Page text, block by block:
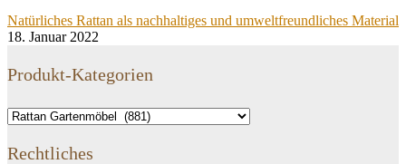
Natürliches Rattan als nachhaltiges und umweltfreundliches Material
18. Januar 2022
Produkt-Kategorien
Rechtliches